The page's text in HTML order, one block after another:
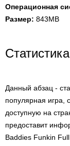
Операционная
Размер: 843MB
Данный абзац -
популярная игра,
доступную на
предоставит
Baddies Funkin